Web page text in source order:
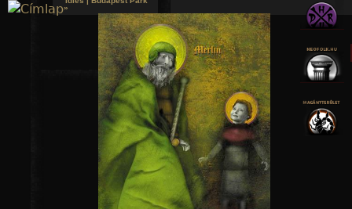
Jump to navigation
»